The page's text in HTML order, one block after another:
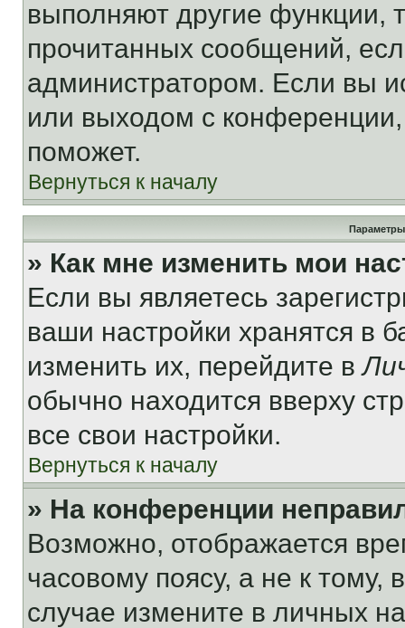
выполняют другие функции,
прочитанных сообщений,
администратором. Если вы
или выходом с
поможет.
Вернуться к началу
Параметры
» Как мне изменить мои
Если вы являетесь
ваши настройки хранятся в
изменить их, перейдите в
обычно находится вверху
все свои настройки.
Вернуться к началу
» На конференции
Возможно, отображается
часовому поясу, а не к тому,
случае измените в личных